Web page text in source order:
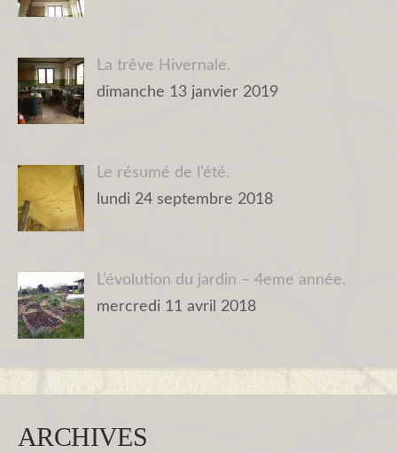
La trêve Hivernale.
dimanche 13 janvier 2019
Le résumé de l’été.
lundi 24 septembre 2018
L’évolution du jardin – 4eme année.
mercredi 11 avril 2018
ARCHIVES